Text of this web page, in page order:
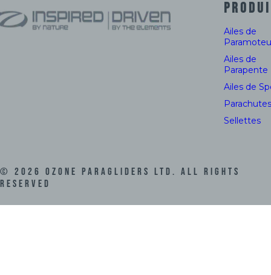
Ailes de
Ailes de
Parapente
Ailes de
Parachutes
Sellettes
© 2026 Ozone Paragliders LTD. All Rights
Reserved